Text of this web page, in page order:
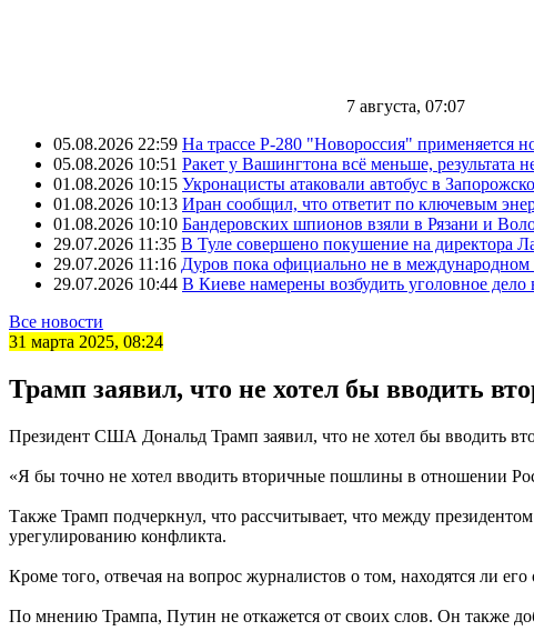
7 августа, 07:07
05.08.2026 22:59 На трассе Р-280 "Новороссия" применяется
05.08.2026 10:51 Ракет у Вашингтона всё меньше, результата
01.08.2026 10:15 Укронацисты атаковали автобус в
01.08.2026 10:13 Иран сообщил, что ответит по ключевым
01.08.2026 10:10 Бандеровских шпионов взяли в Рязани и
29.07.2026 11:35 В Туле совершено покушение на директора
29.07.2026 11:16 Дуров пока официально не в международном
29.07.2026 10:44 В Киеве намерены возбудить уголовное
Все новости
31 марта 2025, 08:24
Трамп заявил, что не хотел бы вводить
Президент США Дональд Трамп заявил, что не хотел бы вводить
«Я бы точно не хотел вводить вторичные пошлины в отношении
Также Трамп подчеркнул, что рассчитывает, что между
урегулированию конфликта.
Кроме того, отвечая на вопрос журналистов о том, находятся ли
По мнению Трампа, Путин не откажется от своих слов. Он также